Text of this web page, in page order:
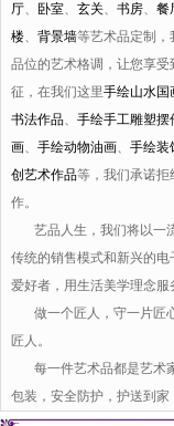
厅、 卧室、 玄关、 书房、 餐
楼、 背景墙等艺术品定制，
品位的艺术格调，让您享
征，在我们这里手绘山水国
书法作品、 手绘手工雕塑摆
画、 手绘动物油画、 手绘装
创艺术作品等，我们承诺拒
作。
艺品人生，我们将以一
传统的销售模式和新兴的
爱好者，用生活美学理念服
做一个匠人，守一片匠
匠人。
每一件艺术品都是艺术
包装，安全防护，护送到家